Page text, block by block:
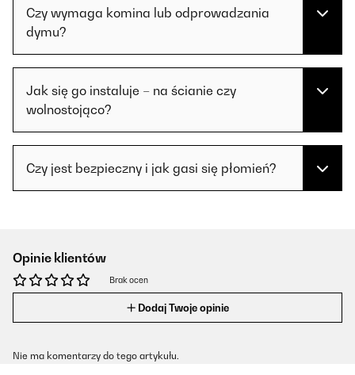
Czy wymaga komina lub odprowadzania
dymu?
Jak się go instaluje – na ścianie czy
wolnostojąco?
Czy jest bezpieczny i jak gasi się płomień?
Opinie klientów
Brak ocen
Dodaj Twoje opinie
Nie ma komentarzy do tego artykułu.